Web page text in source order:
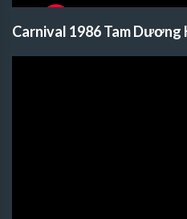
Carnival 1986 Tam Dương